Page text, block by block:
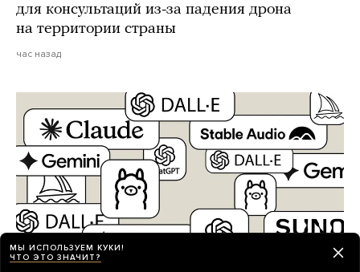
для консультаций из-за падения дрона
на территории страны
час назад
МЫ ИСПОЛЬЗУЕМ КУКИ!
ЧТО ЭТО ЗНАЧИТ?